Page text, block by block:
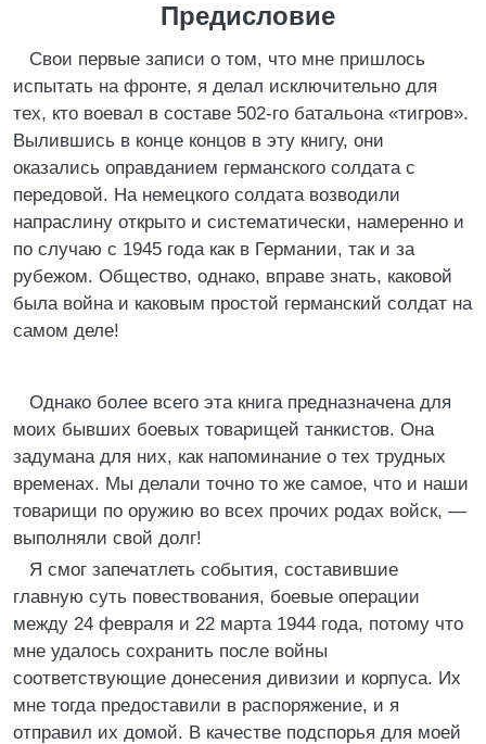
Предисловие
Свои первые записи о том, что мне пришлось
испытать на фронте, я делал исключительно для
тех, кто воевал в составе 502-го батальона «тигров».
Вылившись в конце концов в эту книгу, они
оказались оправданием германского солдата с
передовой. На немецкого солдата возводили
напраслину открыто и систематически, намеренно и
по случаю с 1945 года как в Германии, так и за
рубежом. Общество, однако, вправе знать, каковой
была война и каковым простой германский солдат на
самом деле!
Однако более всего эта книга предназначена для
моих бывших боевых товарищей танкистов. Она
задумана для них, как напоминание о тех трудных
временах. Мы делали точно то же самое, что и наши
товарищи по оружию во всех прочих родах войск, —
выполняли свой долг!
Я смог запечатлеть события, составившие
главную суть повествования, боевые операции
между 24 февраля и 22 марта 1944 года, потому что
мне удалось сохранить после войны
соответствующие донесения дивизии и корпуса. Их
мне тогда предоставили в распоряжение, и я
отправил их домой. В качестве подспорья для моей